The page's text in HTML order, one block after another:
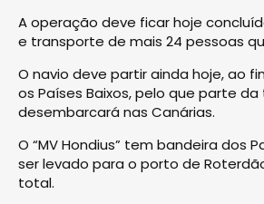
A operação deve ficar hoje
e transporte de mais 24 pessoas
O navio deve partir ainda hoje, ao
os Países Baixos, pelo que parte
desembarcará nas Canárias.
O “MV Hondius” tem bandeira dos
ser levado para o porto de
total.